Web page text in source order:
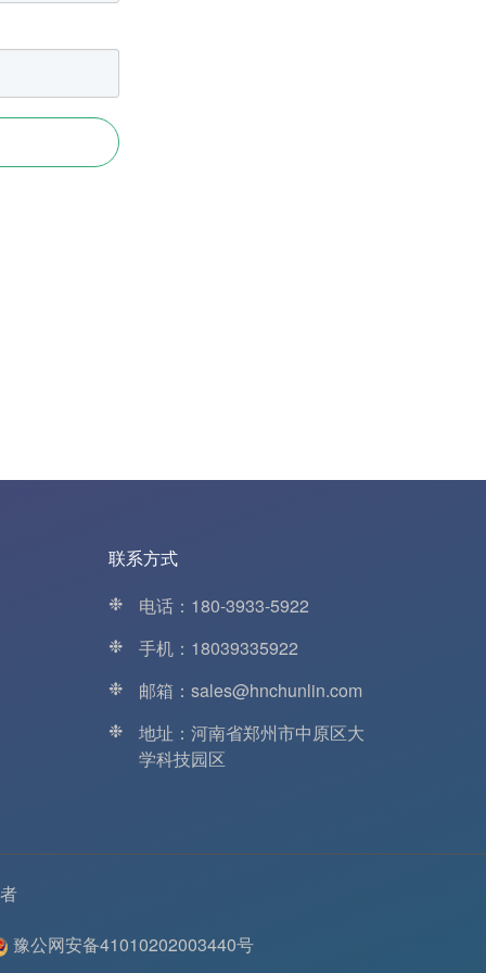
联系方式
❉
电话：180-3933-5922
❉
手机：18039335922
❉
邮箱：sales@hnchunlin.com
❉
地址：河南省郑州市中原区大
学科技园区
豫公网安备41010202003440号